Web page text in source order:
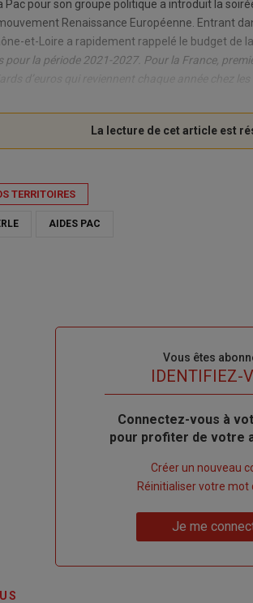
Pac pour son groupe politique a introduit la
Renaissance Européenne. Entrant
et-Loire a rapidement rappelé le budget de
pour la période 2021-2027. Pour la France,
TERRITOIRES
AIDES PAC
Vous êtes
IDENTIFIEZ-
Body
Connectez-vous à
pour profiter de votre
compte"
Créer un nouveau
Réinitialiser votre mot
Je me